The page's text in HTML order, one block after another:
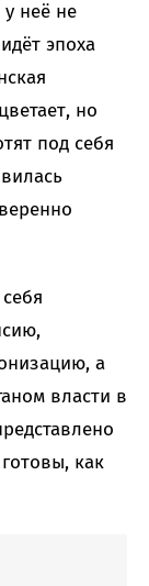
неё не
эпоха
но
под себя
а
власти в
как